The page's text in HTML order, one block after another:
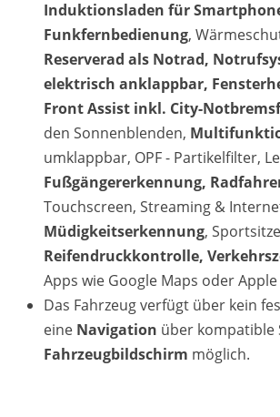
Induktionsladen für
Funkfernbedienung,
Reserverad als Notrad,
elektrisch anklappbar,
Front Assist inkl. City-
den Sonnenblenden,
umklappbar, OPF - Partikelfilter,
Fußgängererkennung,
Touchscreen, Streaming &
Müdigkeitserkennung,
Reifendruckkontrolle,
Apps wie Google Maps oder
Das Fahrzeug verfügt über kein
eine Navigation über kompatible
Fahrzeugbildschirm möglich.